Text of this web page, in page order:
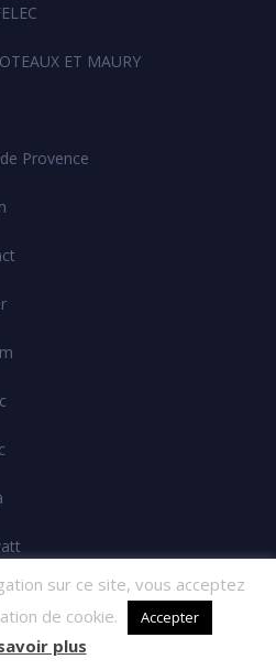
ET MAURY
Provence
sur ce site, vous acceptez
de cookie.
Accepter
plus